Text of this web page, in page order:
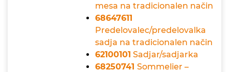
mesa na tradicionalen način
68647611
Predelovalec/predelovalka
sadja na tradicionalen način
62100101 Sadjar/sadjarka
68250741 Sommelier –